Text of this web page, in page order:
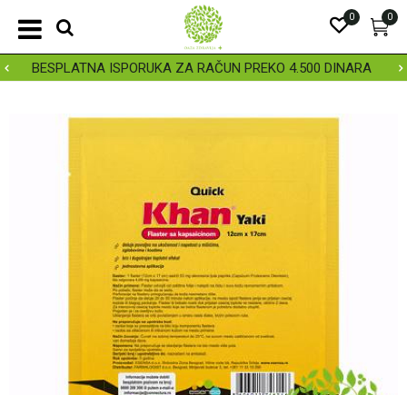
BESPLATNA ISPORUKA ZA RAČUN PREKO 4.500 DINARA
0
0